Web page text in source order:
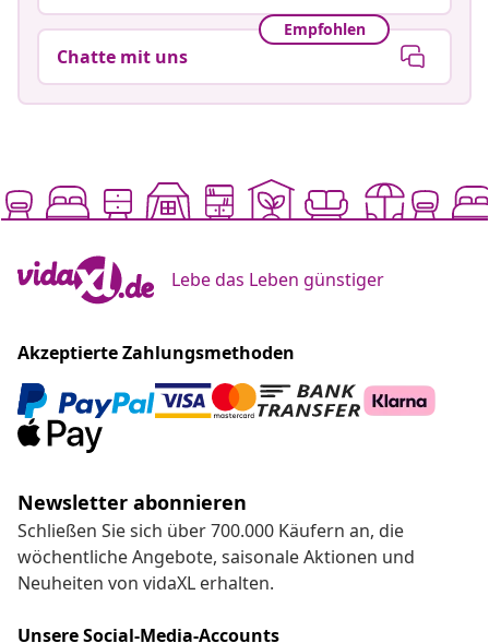
Empfohlen
Chatte mit uns
Lebe das Leben günstiger
Akzeptierte Zahlungsmethoden
Newsletter abonnieren
Schließen Sie sich über 700.000 Käufern an, die
wöchentliche Angebote, saisonale Aktionen und
Neuheiten von vidaXL erhalten.
Unsere Social-Media-Accounts